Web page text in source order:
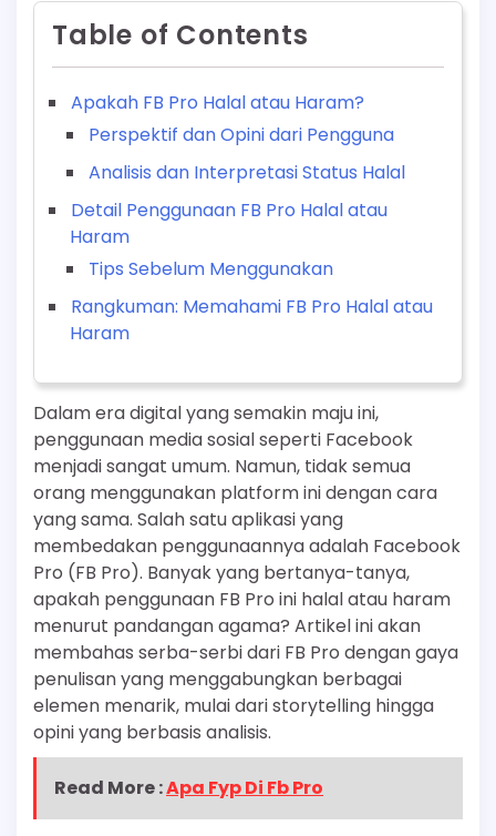
Table of Contents
Apakah FB Pro Halal atau Haram?
Perspektif dan Opini dari Pengguna
Analisis dan Interpretasi Status Halal
Detail Penggunaan FB Pro Halal atau
Haram
Tips Sebelum Menggunakan
Rangkuman: Memahami FB Pro Halal atau
Haram
Dalam era digital yang semakin maju ini,
penggunaan media sosial seperti Facebook
menjadi sangat umum. Namun, tidak semua
orang menggunakan platform ini dengan cara
yang sama. Salah satu aplikasi yang
membedakan penggunaannya adalah Facebook
Pro (FB Pro). Banyak yang bertanya-tanya,
apakah penggunaan FB Pro ini halal atau haram
menurut pandangan agama? Artikel ini akan
membahas serba-serbi dari FB Pro dengan gaya
penulisan yang menggabungkan berbagai
elemen menarik, mulai dari storytelling hingga
opini yang berbasis analisis.
Read More :Apa Fyp Di Fb Pro